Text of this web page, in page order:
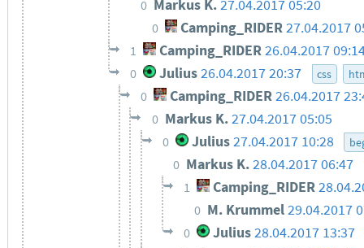
0 Markus K.27.04.2017 05:20
0 Camping_RIDER27.04.2017
1 Camping_RIDER26.04.2017
0 Julius26.04.2017 20:37 css
0 Camping_RIDER26.04.2017
0 Markus K.27.04.2017 05:05
0 Julius 27.04.2017 10:28
0 Markus K.28.04.2017 06:47
1 Camping_RIDER
0 M. Krummel29.04.2017
0 Julius28.04.2017 13:37